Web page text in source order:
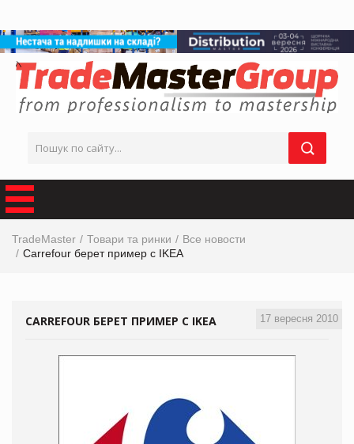
TradeMaster Товари та ринки
Все новости
Carrefour берет пример с IKEA
17 вересня 2010
CARREFOUR БЕРЕТ ПРИМЕР С IKEA